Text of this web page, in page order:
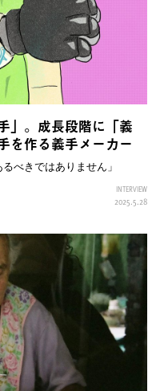
」。成長段階に「義
を作る義手メーカー
べきではありません」
INTERVIEW
2025.5.28